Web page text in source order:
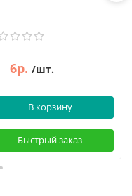
6р. /шт.
В корзину
Быстрый заказ